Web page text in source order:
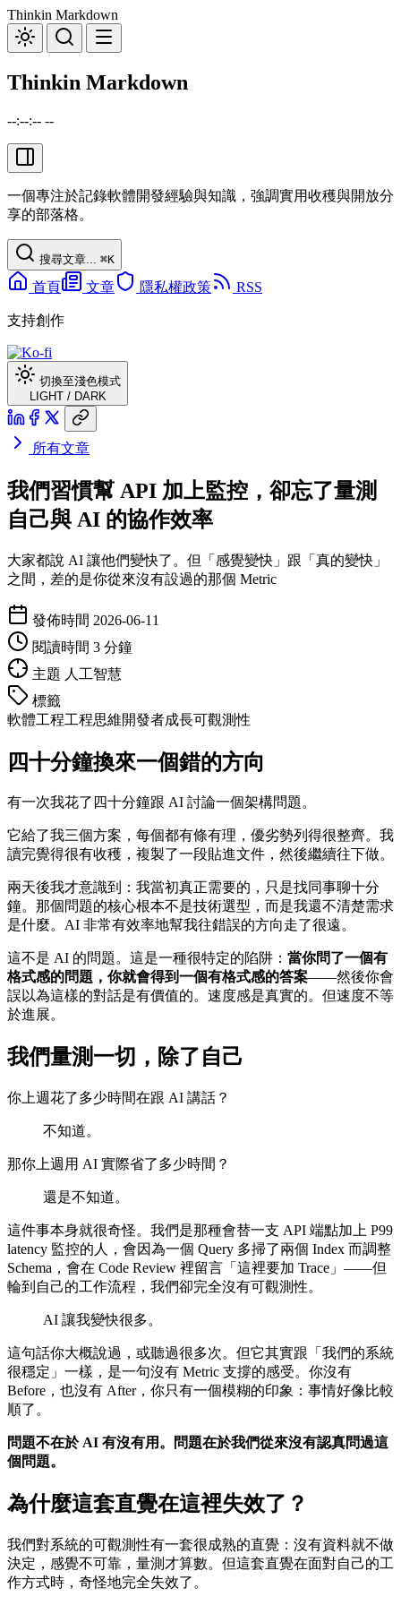
Thinkin Markdown
Thinkin Markdown
--:--:-- --
一個專注於記錄軟體開發經驗與知識，強調實用收穫與開放分
享的部落格。
搜尋文章... ⌘K
首頁 文章 隱私權政策 RSS
支持創作
切換至淺色模式
LIGHT / DARK
所有文章
我們習慣幫 API 加上監控，卻忘了量測
自己與 AI 的協作效率
大家都說 AI 讓他們變快了。但「感覺變快」跟「真的變快」
之間，差的是你從來沒有設過的那個 Metric
發佈時間 2026-06-11
閱讀時間 3 分鐘
主題 人工智慧
標籤
軟體工程工程思維開發者成長可觀測性
四十分鐘換來一個錯的方向
有一次我花了四十分鐘跟 AI 討論一個架構問題。
它給了我三個方案，每個都有條有理，優劣勢列得很整齊。我
讀完覺得很有收穫，複製了一段貼進文件，然後繼續往下做。
兩天後我才意識到：我當初真正需要的，只是找同事聊十分
鐘。那個問題的核心根本不是技術選型，而是我還不清楚需求
是什麼。AI 非常有效率地幫我往錯誤的方向走了很遠。
這不是 AI 的問題。這是一種很特定的陷阱： 當你問了一個有
格式感的問題，你就會得到一個有格式感的答案——然後你會
誤以為這樣的對話是有價值的。速度感是真實的。但速度不等
於進展。
我們量測一切，除了自己
你上週花了多少時間在跟 AI 講話？
不知道。
那你上週用 AI 實際省了多少時間？
還是不知道。
這件事本身就很奇怪。我們是那種會替一支 API 端點加上 P99
latency 監控的人，會因為一個 Query 多掃了兩個 Index 而調整
Schema，會在 Code Review 裡留言「這裡要加 Trace」——但
輪到自己的工作流程，我們卻完全沒有可觀測性。
AI 讓我變快很多。
這句話你大概說過，或聽過很多次。但它其實跟「我們的系統
很穩定」一樣，是一句沒有 Metric 支撐的感受。你沒有
Before，也沒有 After，你只有一個模糊的印象：事情好像比較
順了。
問題不在於 AI 有沒有用。問題在於我們從來沒有認真問過這
個問題。
為什麼這套直覺在這裡失效了？
我們對系統的可觀測性有一套很成熟的直覺：沒有資料就不做
決定，感覺不可靠，量測才算數。但這套直覺在面對自己的工
作方式時，奇怪地完全失效了。